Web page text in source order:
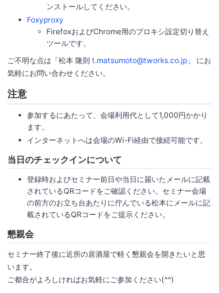
ンストールしてください。
Foxyproxy
FirefoxおよびChrome用のプロキシ設定切り替え
ツールです。
ご不明な点は「松本 隆則 t.matsumoto@tworks.co.jp 」 にお
気軽にお問い合わせください。
注意
参加するにあたって、会場利用代として1,000円かかり
ます。
インターネットへは会場のWi-Fi経由で接続可能です。
当日のチェックインについて
登録時およびセミナー前日や当日に届いたメールに記載
されているQRコードをご確認ください。セミナー会場
の前方のお立ち台あたりに佇んでいる松本にメールに記
載されているQRコードをご提示ください。
懇親会
セミナー終了後に近所の居酒屋で軽く懇親会を開きたいと思
います。
ご都合がよろしければお気軽にご参加ください(^^)